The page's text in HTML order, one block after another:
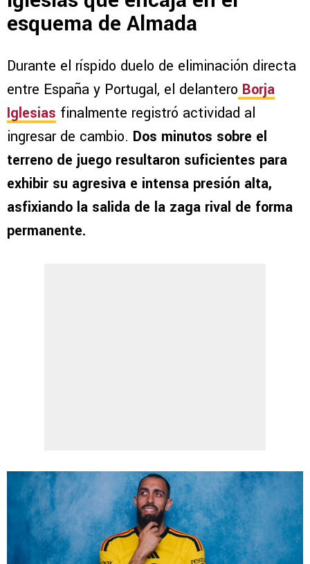
esquema de Almada
Durante el ríspido duelo de eliminación directa
entre España y Portugal, el delantero Borja
Iglesias finalmente registró actividad al
ingresar de cambio. Dos minutos sobre el
terreno de juego resultaron suficientes para
exhibir su agresiva e intensa presión alta,
asfixiando la salida de la zaga rival de forma
permanente.